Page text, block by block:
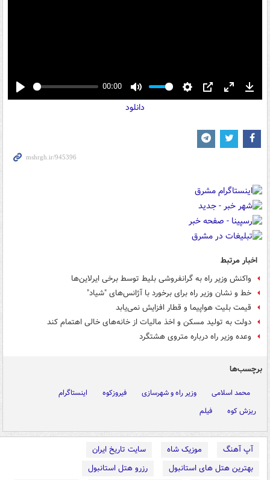
Play
00:00
Mute Settings
PIP Enter
دانلود
اخبار مرتبط
واکنش وزیر راه به گرانفروشی بلیط توسط برخی ایرلاین‌ها
خط و نشان وزیر راه برای برخورد با آژانس‌های "شیاد"
قیمت بلیت هواپیما و قطار افزایش نمی‌یابد
دولت به تولید مسکن و اخذ مالیات از خانه‌های خالی اهتمام کند
وعده وزیر راه درباره متروی هشتگرد
برچسب‌ها
محمد اسلامی وزیر راه و شهرسازی فیروزکوه
اینستاگرام
ریزش کوه
فیلم
آپ آهنگ موزیک شاه
سایت تاریخ ایران
بهترین هتل های استانبول
رزرو هتل استانبول